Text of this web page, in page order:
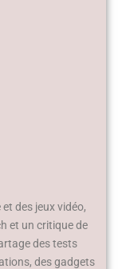
des jeux vidéo,
et un critique de
des tests
des gadgets